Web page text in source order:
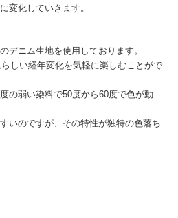
変化していきます。
デニム生地を使用しております。
しい経年変化を気軽に楽しむことがで
の弱い染料で50度から60度で色が動
いのですが、その特性が独特の色落ち